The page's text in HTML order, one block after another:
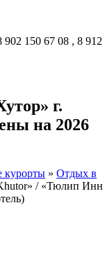
150 67 08 , 8 912
г.
на 2026
курорты » Отдых в
/ «Тюлип Инн